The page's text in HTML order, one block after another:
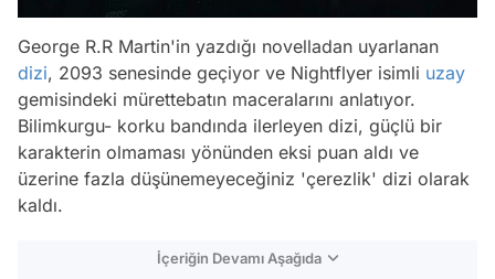
George R.R Martin'in yazdığı novelladan uyarlanan
dizi, 2093 senesinde geçiyor ve Nightflyer isimli uzay
gemisindeki mürettebatın maceralarını anlatıyor.
Bilimkurgu- korku bandında ilerleyen dizi, güçlü bir
karakterin olmaması yönünden eksi puan aldı ve
üzerine fazla düşünemeyeceğiniz 'çerezlik' dizi olarak
kaldı.
İçeriğin Devamı Aşağıda